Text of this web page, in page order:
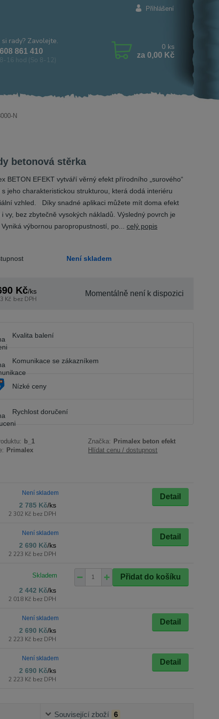
Přihlášení
rady? Zavolejte.
861 410
16 hod (So 8-12)
0 ks
za 0,00 Kč
N
betonová stěrka
BETON EFEKT vytváří věrný efekt přírodního „surového“
s jeho charakteristickou strukturou, která dodá interiéru
vzhled. Díky snadné aplikaci můžete mít doma efekt
i vy, bez zbytečně vysokých nákladů. Výsledný povrch je
výbornou paropropustností, po... celý popis
Není skladem
Kč/ks
Kč bez DPH
Momentálně není k dispozici
Kvalita balení
Komunikace se zákazníkem
Nízké ceny
Rychlost doručení
b_1 Značka: Primalex beton efekt
Primalex Hlídat cenu / dostupnost
2 785 Kč/ks
2 302 Kč bez DPH
Není skladem Detail
2 690 Kč/ks
2 223 Kč bez DPH
Není skladem Detail
2 442 Kč/ks
2 018 Kč bez DPH
Přidat do košíku
2 690 Kč/ks
2 223 Kč bez DPH
Není skladem Detail
2 690 Kč/ks
2 223 Kč bez DPH
Není skladem Detail
Související zboží 6